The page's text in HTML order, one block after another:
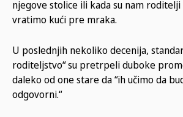
njegove stolice ili kada su nam
vratimo kući pre mraka.
U poslednjih nekoliko decenija,
roditeljstvo“ su pretrpeli duboke
daleko od one stare da “ih učimo da
odgovorni.“